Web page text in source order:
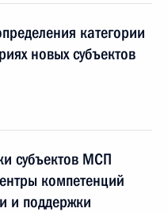
категории
новых субъектов
субъектов МСП
компетенций
и поддержки